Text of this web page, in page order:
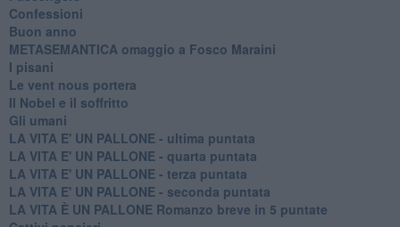
Confessioni
Buon anno
METASEMANTICA omaggio a Fosco Maraini
I pisani
Le vent nous portera
Il Nobel e il soffritto
Gli umani
LA VITA E' UN PALLONE - ultima puntata
LA VITA E' UN PALLONE - quarta puntata
LA VITA E' UN PALLONE - terza puntata
LA VITA E' UN PALLONE - seconda puntata
LA VITA È UN PALLONE Romanzo breve in 5 puntate